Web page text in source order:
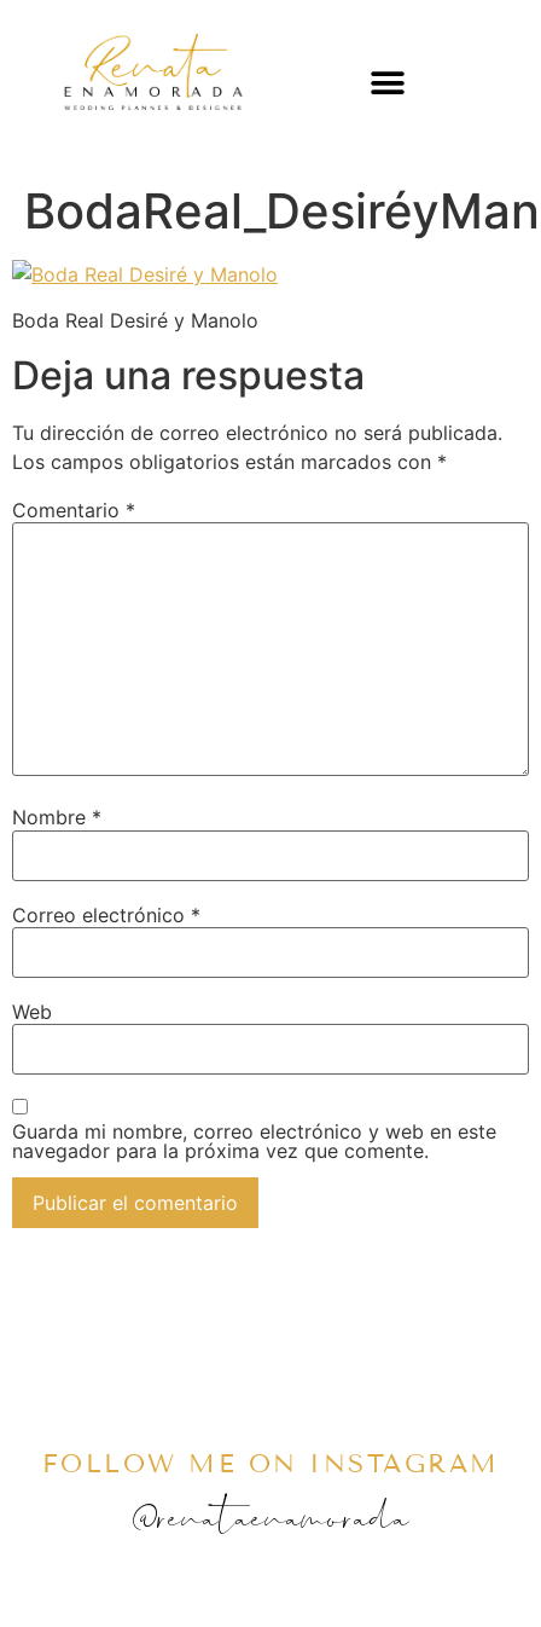
Boda Real Desiré y Manolo
Deja una respuesta
Tu dirección de correo electrónico no será publicada.
Los campos obligatorios están marcados con *
Comentario *
Nombre *
Correo electrónico *
Web
Guarda mi nombre, correo electrónico y web en este
navegador para la próxima vez que comente.
FOLLOW ME ON INSTAGRAM
@renataenamorada